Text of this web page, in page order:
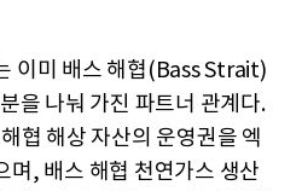
이미 배스 해협(Bass Strait)
을 나눠 가진 파트너 관계다.
협 해상 자산의 운영권을 엑
며, 배스 해협 천연가스 생산